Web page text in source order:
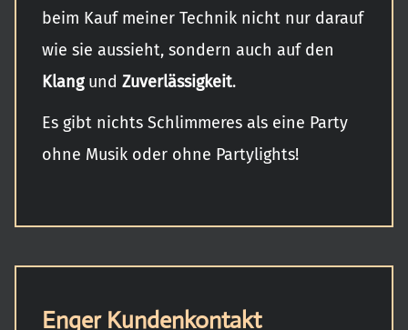
beim Kauf meiner Technik nicht nur darauf
wie sie aussieht, sondern auch auf den
Klangund Zuverlässigkeit.
Es gibt nichts Schlimmeres als eine Party
ohne Musik oder ohne Partylights!
Enger Kundenkontakt